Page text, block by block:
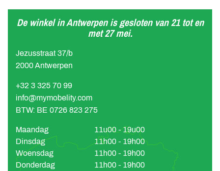
De winkel in Antwerpen is gesloten van 21 tot en
met 27 mei.
Jezusstraat 37/b
2000 Antwerpen
+32 3 325 70 99
info@mymobelity.com
BTW: BE 0726 823 275
Maandag
11u00 - 19u00
Dinsdag
11h00 - 19h00
Woensdag
11h00 - 19h00
Donderdag
11h00 - 19h00